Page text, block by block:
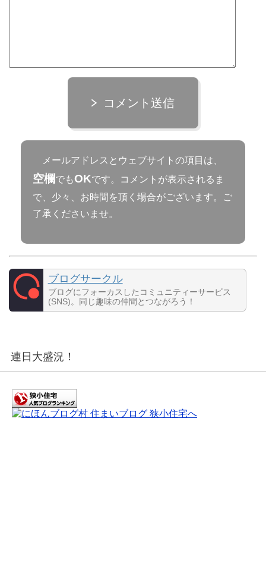
コメント送信
メールアドレスとウェブサイトの項目は、
空欄でもOKです。コメントが表示されるま
で、少々、お時間を頂く場合がございます。ご
了承くださいませ。
ブログサークル
ブログにフォーカスしたコミュニティーサービス
(SNS)。同じ趣味の仲間とつながろう！
連日大盛況！